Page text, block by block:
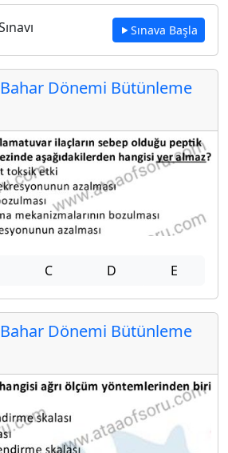
Sınava Başla
Dönemi Bütünleme
C D E
Dönemi Bütünleme